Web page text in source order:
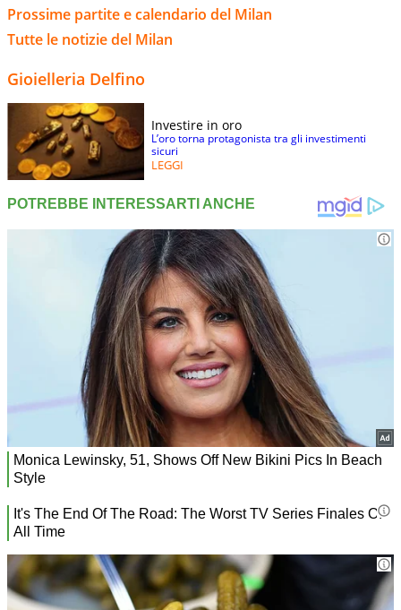
Prossime partite e calendario del Milan
Tutte le notizie del Milan
Gioielleria Delfino
Investire in oro
L’oro torna protagonista tra gli investimenti
sicuri
LEGGI